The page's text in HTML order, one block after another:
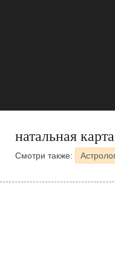
натальная
Смотри также: